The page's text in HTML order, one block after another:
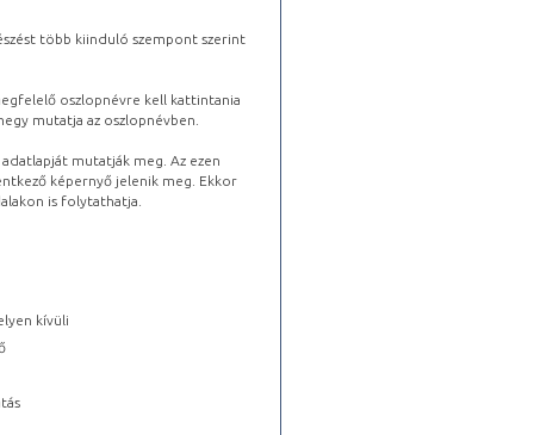
több kiinduló szempont szerint
oszlopnévre kell kattintania
mutatja az oszlopnévben.
mutatják meg. Az ezen
képernyő jelenik meg. Ekkor
is folytathatja.
kívüli